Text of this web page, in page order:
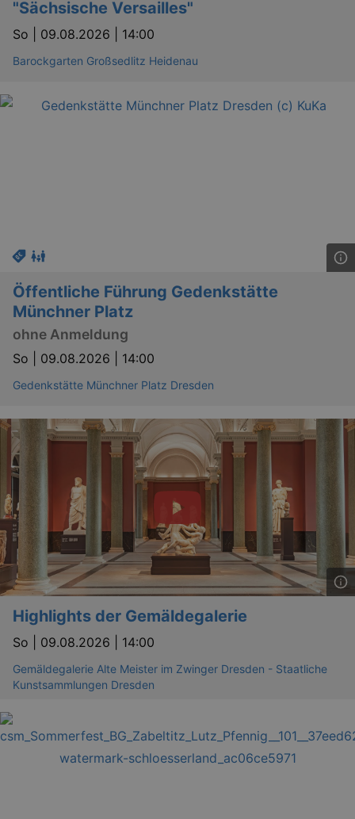
"Sächsische Versailles"
So | 09.08.2026 | 14:00
Barockgarten Großsedlitz Heidenau
Öffentliche Führung Gedenkstätte
Münchner Platz
ohne Anmeldung
So | 09.08.2026 | 14:00
Gedenkstätte Münchner Platz Dresden
Highlights der Gemäldegalerie
So | 09.08.2026 | 14:00
Gemäldegalerie Alte Meister im Zwinger Dresden - Staatliche
Kunstsammlungen Dresden
_gid
_gat_UA-12823294-20
.kulturkalender-
dresden.reservix.de